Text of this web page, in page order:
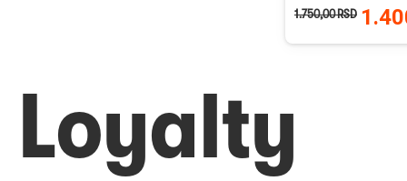
1.750,00RSD
Loyalty